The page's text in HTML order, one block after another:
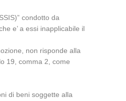
condotto da
e’ a essi inapplicabile il
non risponde alla
19, comma 2, come
di beni soggette alla